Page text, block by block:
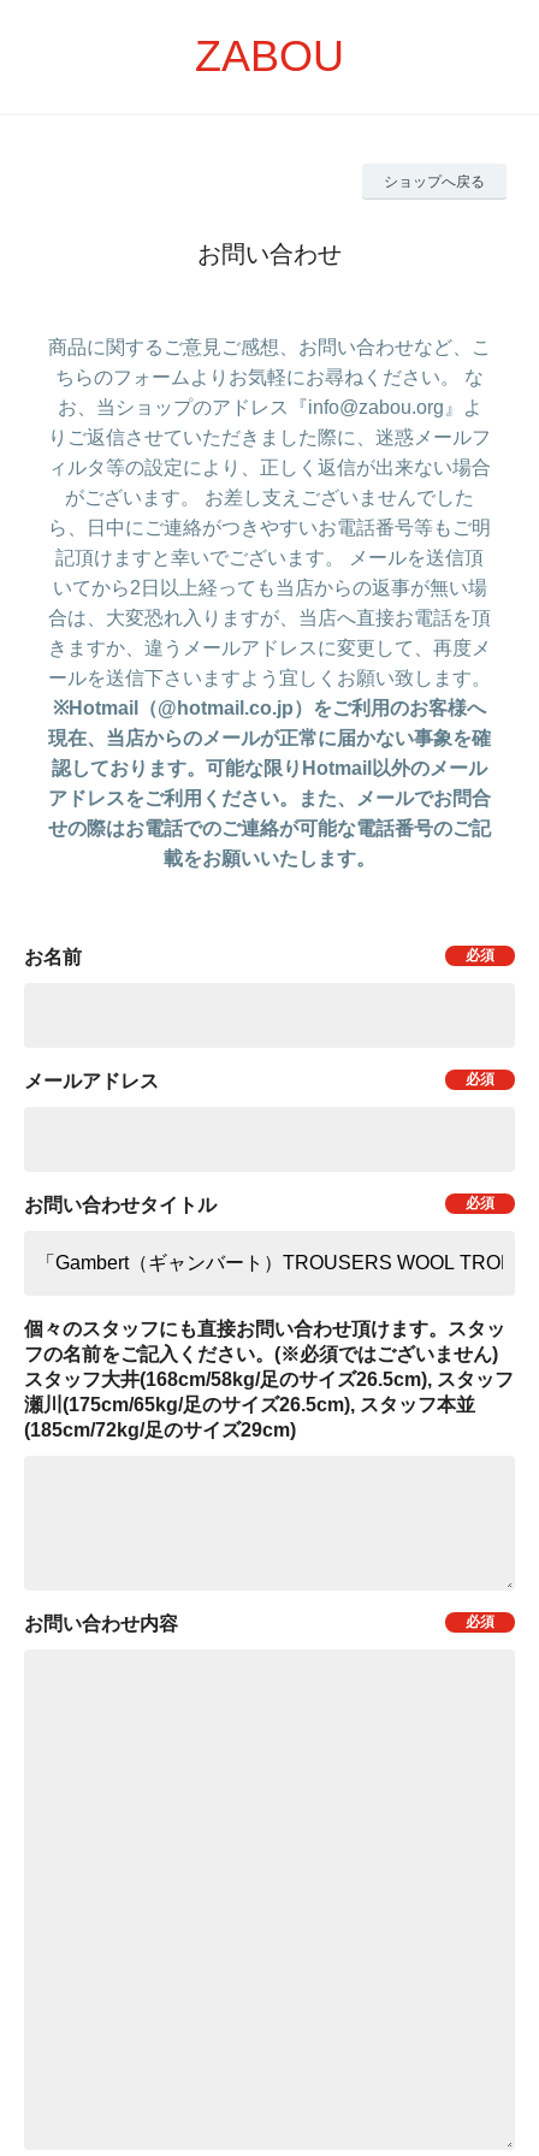
ZABOU
ショップへ戻る
お問い合わせ
商品に関するご意見ご感想、お問い合わせなど、こ
ちらのフォームよりお気軽にお尋ねください。 な
お、当ショップのアドレス『info@zabou.org』よ
りご返信させていただきました際に、迷惑メールフ
ィルタ等の設定により、正しく返信が出来ない場合
がございます。 お差し支えございませんでした
ら、日中にご連絡がつきやすいお電話番号等もご明
記頂けますと幸いでございます。 メールを送信頂
いてから2日以上経っても当店からの返事が無い場
合は、大変恐れ入りますが、当店へ直接お電話を頂
きますか、違うメールアドレスに変更して、再度メ
ールを送信下さいますよう宜しくお願い致します。
※Hotmail（@hotmail.co.jp）をご利用のお客様へ
現在、当店からのメールが正常に届かない事象を確
認しております。可能な限りHotmail以外のメール
アドレスをご利用ください。また、メールでお問合
せの際はお電話でのご連絡が可能な電話番号のご記
載をお願いいたします。
お名前
メールアドレス
お問い合わせタイトル
個々のスタッフにも直接お問い合わせ頂けます。スタッ
フの名前をご記入ください。(※必須ではございません)
スタッフ大井(168cm/58kg/足のサイズ26.5cm), スタッフ
瀬川(175cm/65kg/足のサイズ26.5cm), スタッフ本並
(185cm/72kg/足のサイズ29cm)
お問い合わせ内容